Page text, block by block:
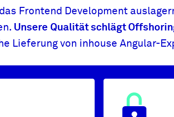
Frontend Development
Unsere Qualität schlägt
Lieferung von inhouse Angular-